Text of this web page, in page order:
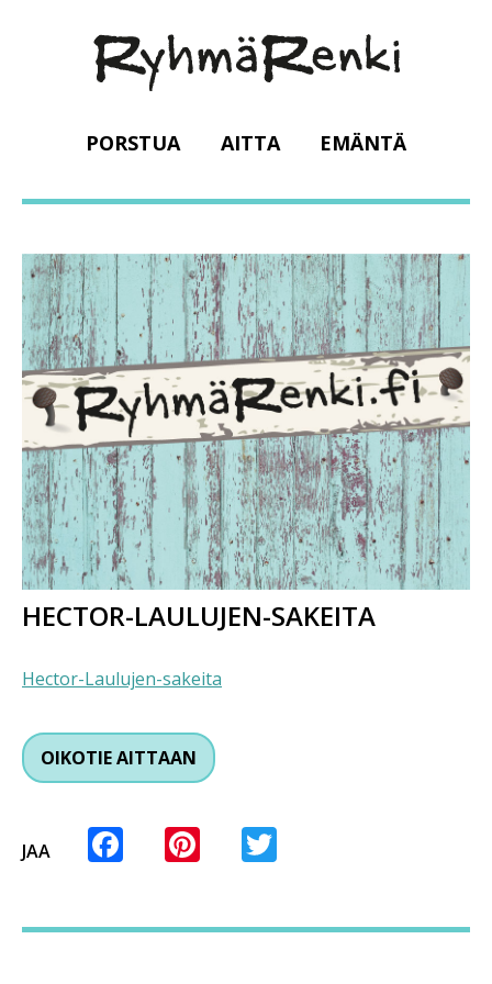
PORSTUA AITTA EMÄNTÄ
HECTOR-LAULUJEN-SAKEITA
Hector-Laulujen-sakeita
OIKOTIE AITTAAN
JAA Facebook
Pinterest